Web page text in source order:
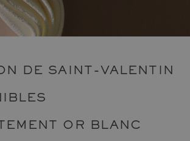
DE SAINT-VALENTIN
OR BLANC